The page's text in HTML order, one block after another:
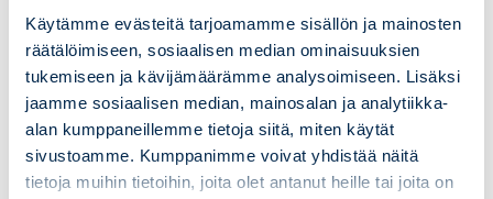
Käytämme evästeitä tarjoamamme sisällön ja mainosten
räätälöimiseen, sosiaalisen median ominaisuuksien
tukemiseen ja kävijämäärämme analysoimiseen. Lisäksi
jaamme sosiaalisen median, mainosalan ja analytiikka-
alan kumppaneillemme tietoja siitä, miten käytät
sivustoamme. Kumppanimme voivat yhdistää näitä
tietoja muihin tietoihin, joita olet antanut heille tai joita on
uppfylla kraven på det bästa och
mest kostnadseffektiva sättet
02 Våra tjänster
Förhandsbedömning och gap-